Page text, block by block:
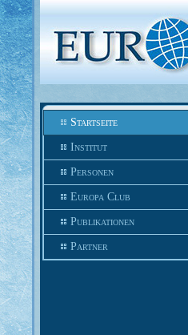
Startseite
Institut
Personen
Europa Club
Publikationen
Partner